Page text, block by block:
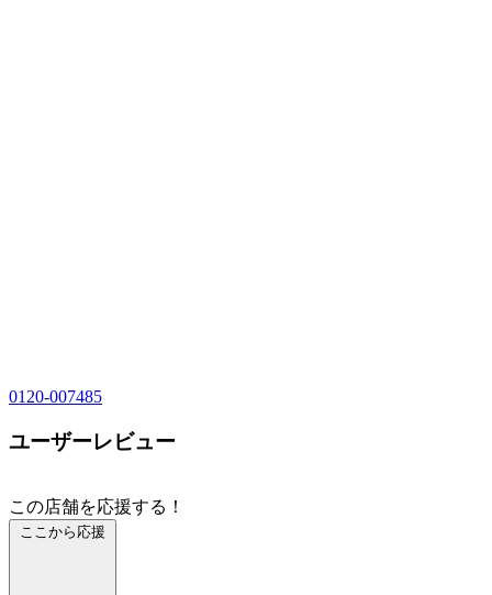
0120-007485
ユーザーレビュー
この店舗を応援する！
ここから応援